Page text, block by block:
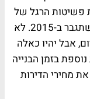
פשיטות הרגל של
חברות דוגמת יא חי וצ.לנדאו, וזו תופעה שתגבר ב-2015. לא
אבל יהיו כאלה
בזמן הבנייה
מחירי הדירות